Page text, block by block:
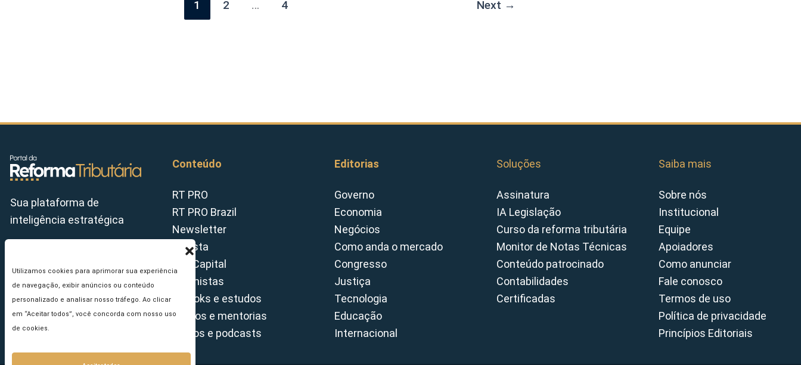
Utilizamos cookies para aprimorar sua experiência
de navegação, exibir anúncios ou conteúdo
personalizado e analisar nosso tráfego. Ao clicar
em “Aceitar todos”, você concorda com nosso uso
de cookies.
1 2 … 4 Next →
Sua plataforma de
inteligência estratégica
Conteúdo
RT PRO
RT PRO Brazil
Newsletter
Revista
Tax Capital
Colunistas
E-books e estudos
Cursos e mentorias
Vídeos e podcasts
Editorias
Governo
Economia
Negócios
Como anda o mercado
Congresso
Justiça
Tecnologia
Educação
Internacional
Soluções
Assinatura
IA Legislação
Curso da reforma tributária
Monitor de Notas Técnicas
Conteúdo patrocinado
Contabilidades
Certificadas
Saiba mais
Sobre nós
Institucional
Equipe
Apoiadores
Como anunciar
Fale conosco
Termos de uso
Política de privacidade
Princípios Editoriais